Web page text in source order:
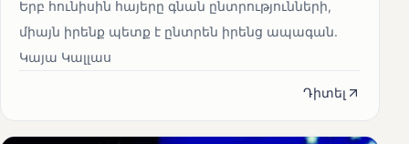
Երբ հունիսին հայերը գնան ընտրությունների,
միայն իրենք պետք է ընտրեն իրենց ապագան.
Կայա Կալլաս
Դիտել